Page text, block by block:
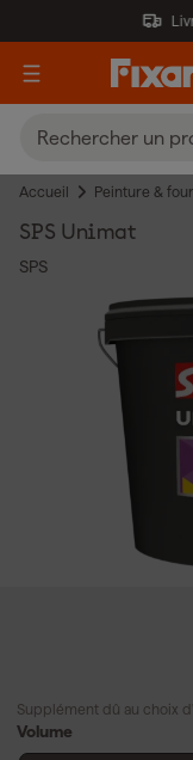
Accueil Peinture &
SPS Unimat
SPS
Supplément dû au choix
Volume